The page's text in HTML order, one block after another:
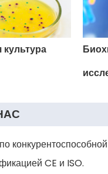
CE и ISO.